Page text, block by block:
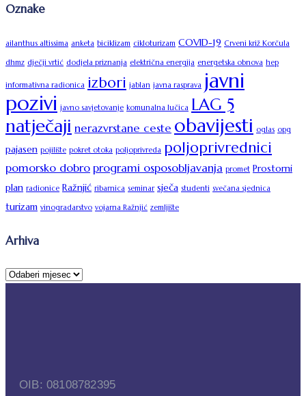
Oznake
ailanthus altissima anketa biciklizam cikloturizam COVID-19 Crveni križ Korčula
dhmz dječji vrtić dodjela priznanja električna energija energetska obnova hep
informativna radionica izbori jablan javna rasprava javni
pozivi javno savjetovanje komunalna lučica LAG 5
natječaji nerazvrstane ceste obavijesti oglas opg
pajasen pojilište pokret otoka poljoprivreda poljoprivrednici
pomorsko dobroprogrami osposobljavanja promet Prostorni
plan radionice Ražnjić ribarnica seminar sječa studenti svečana sjednica
turizam vinogradarstvo vojarna Ražnjić zemljište
Arhiva
OIB: 08108782395